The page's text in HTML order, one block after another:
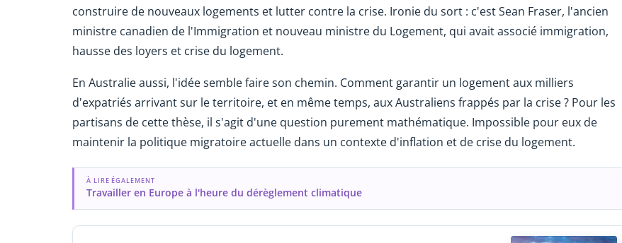
construire de nouveaux logements et lutter contre la crise. Ironie du sort : c'est Sean Fraser, l'ancien
ministre canadien de l'Immigration et nouveau ministre du Logement, qui avait associé immigration,
hausse des loyers et crise du logement.
En Australie aussi, l'idée semble faire son chemin. Comment garantir un logement aux milliers
d'expatriés arrivant sur le territoire, et en même temps, aux Australiens frappés par la crise ? Pour les
partisans de cette thèse, il s'agit d'une question purement mathématique. Impossible pour eux de
maintenir la politique migratoire actuelle dans un contexte d'inflation et de crise du logement.
À LIRE ÉGALEMENT
Travailler en Europe à l'heure du dérèglement climatique